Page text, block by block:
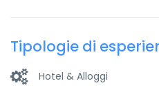
Tipologie di
Hotel & Alloggi